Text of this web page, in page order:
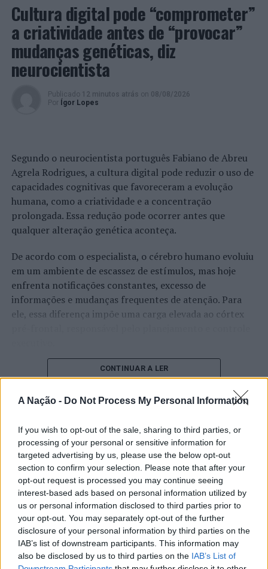
A Nação - Do Not Process My Personal Information
If you wish to opt-out of the sale, sharing to third parties, or
processing of your personal or sensitive information for
targeted advertising by us, please use the below opt-out
section to confirm your selection. Please note that after your
opt-out request is processed you may continue seeing
interest-based ads based on personal information utilized by
us or personal information disclosed to third parties prior to
your opt-out. You may separately opt-out of the further
disclosure of your personal information by third parties on the
IAB’s list of downstream participants. This information may
also be disclosed by us to third parties on the IAB’s List of
– 6 por falta de seguro de responsabilidade civil;
– 18 por falta de inspeção obrigatória;
– 8 por uso de telemóvel na condução.
· A realização de 3 ações de sensibilização grupais, às
quais assistiram 85 alunos e 4 professores e assistentes
criminal.
Foto: PSP.
TÓPICOS RELACIONADOS: AVEIRO DESTAQUE
ENSINO
PSP
PRÓXIMO
Sintra: Biblioteca Ruy Belo recebe espólio de Adolfo
Pardelhas Sanches
NÃO PERCA
Escola do Porto da Faculdade de Direito da Católica
junta alguns dos melhores especialistas para debater
Cultura digital pode “comprometer”
a criatividade antes de “provocar”
mudanças genéticas, diz
neurocientista
Publicado 12 minutos atrás on 08/08/2026
Por
Ígor Lopes
Segundo o neurocientista português Fabiano de Abreu
Agrela Rodrigues, a cultura digital pode reduzir o uso de
capacidades cognitivas que favoreceram a evolução
humana, como a criatividade e a concentração
prolongada. Essa redução pode ocorrer antes que
qualquer alteração genética aconteça.
De acordo com o especialista, o cérebro humano evoluiu
em um ambiente de escassez de estímulos, mas hoje
enfrenta notificações constantes, excesso de
informações e mudanças frequentes de atenção. Para
ele, essa diferença impõe uma carga elevada ao córtex
O pesquisador afirma que plataformas digitais também
cérebro, favorecendo a fadiga mental, a dificuldade de
tarefas inacabadas permanecem ativas na memória e
aumentam a sensação de sobrecarga, enquanto o stress
prolongado pode elevar os níveis de cortisol e
prejudicar o desempenho cognitivo.
Fabiano de Abreu Agrela Rodrigues ressalta que não há
evidências de que o ambiente digital provoque mudanças
genéticas na espécie humana. A adaptação observada,
afirma, ocorre por meio da neuroplasticidade, processo
pelo qual os circuitos neurais se reorganizam em
CONTINUAR A LER
“Millennium Estoril Open 2026”
regressou ao circuito ATP com
vitória do francês Luca Van Assche
Publicado 1 dia atrás on 07/08/2026
Por
Ígor Lopes